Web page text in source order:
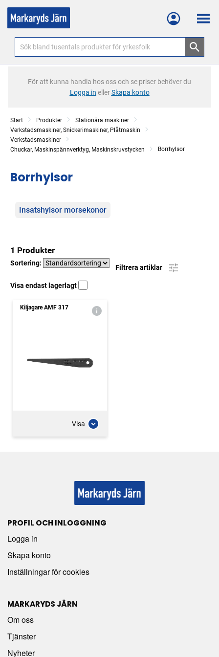
Meny
För att kunna handla hos oss och se priser behöver du
Logga in ellerSkapa konto
Start Produkter
Stationära maskiner
Verkstadsmaskiner, Snickerimaskiner, Plåtmaskin
Verkstadsmaskiner
Chuckar, Maskinspännverktyg, Maskinskruvstycken
Borrhylsor
Borrhylsor
Kategorier
Insatshylsor morsekonor
1 Produkter
Sortering:
Filtrera artiklar
Visa endast lagerlagt
Kiljagare AMF 317
Visa
PROFIL OCH INLOGGNING
Logga in
Skapa konto
Inställningar för cookies
MARKARYDS JÄRN
Om oss
Tjänster
Nyheter